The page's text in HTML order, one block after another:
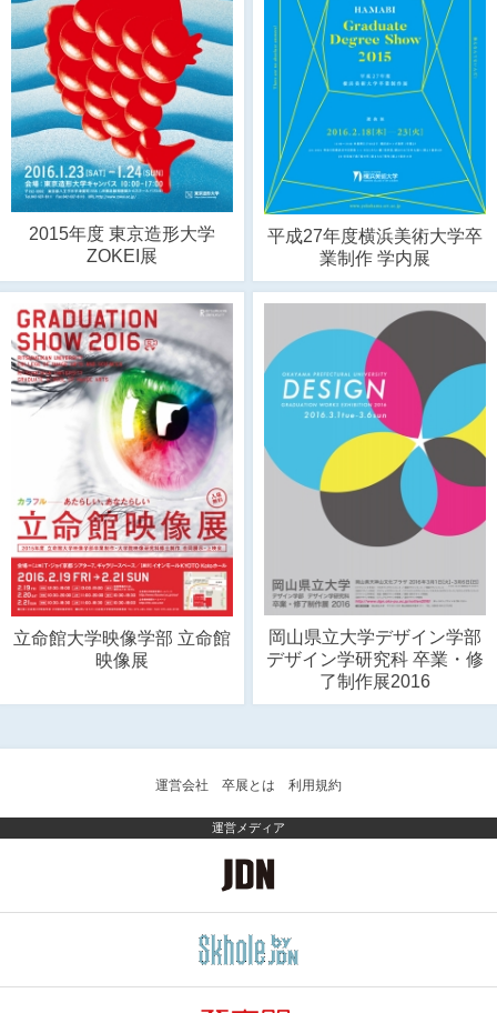
2015年度 東京造形大学
ZOKEI展
平成27年度横浜美術大学卒
業制作 学内展
立命館大学映像学部 立命館
映像展
岡山県立大学デザイン学部
デザイン学研究科 卒業・修
了制作展2016
運営会社 卒展とは 利用規約
運営メディア